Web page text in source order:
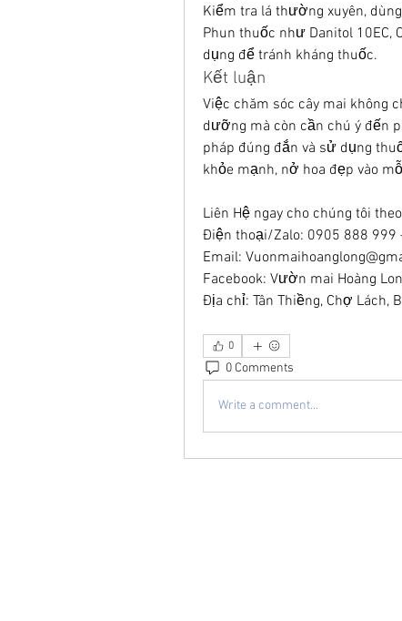
Kiểm tra lá thường xuyên,
Phun thuốc như Danitol 10EC,
dụng để tránh kháng thuốc.
Kết luận
Việc chăm sóc cây mai không
dưỡng mà còn cần chú ý đến
pháp đúng đắn và sử dụng
khỏe mạnh, nở hoa đẹp vào
Liên Hệ ngay cho chúng tôi
Điện thoại/Zalo: 0905 888 999
Email:
Facebook: Vườn mai Hoàng
Địa chỉ: Tân Thiềng, Chợ Lách,
0
0 Comments
Write a comment...